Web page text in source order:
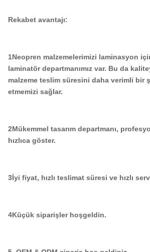
Rekabet avantajı:
1Neopren malzemelerimizi laminasyon
laminatör departmanımız var. Bu da
malzeme teslim süresini daha verimli bir
etmemizi sağlar.
2Mükemmel tasarım departmanı,
hızlıca göster.
3İyi fiyat, hızlı teslimat süresi ve hızlı
4Küçük siparişler hoşgeldin.